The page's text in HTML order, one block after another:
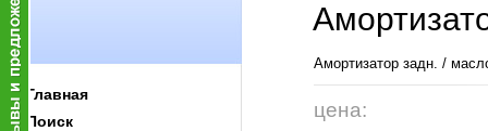
Главная
Поиск
Амортизатор задн. /
цена: